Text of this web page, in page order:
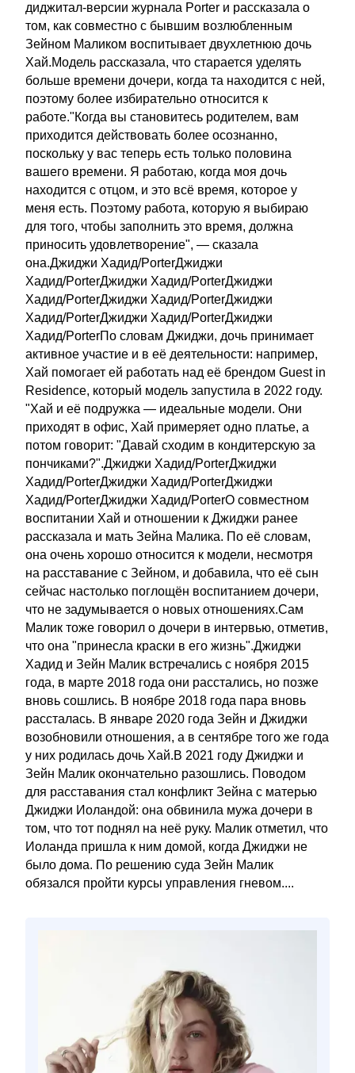
диджитал-версии журнала Porter и рассказала о
том, как совместно с бывшим возлюбленным
Зейном Маликом воспитывает двухлетнюю дочь
Хай.Модель рассказала, что старается уделять
больше времени дочери, когда та находится с ней,
поэтому более избирательно относится к
работе."Когда вы становитесь родителем, вам
приходится действовать более осознанно,
поскольку у вас теперь есть только половина
вашего времени. Я работаю, когда моя дочь
находится с отцом, и это всё время, которое у
меня есть. Поэтому работа, которую я выбираю
для того, чтобы заполнить это время, должна
приносить удовлетворение", — сказала
она.Джиджи Хадид/PorterДжиджи
Хадид/PorterДжиджи Хадид/PorterДжиджи
Хадид/PorterДжиджи Хадид/PorterДжиджи
Хадид/PorterДжиджи Хадид/PorterДжиджи
Хадид/PorterПо словам Джиджи, дочь принимает
активное участие и в её деятельности: например,
Хай помогает ей работать над её брендом Guest in
Residence, который модель запустила в 2022 году.
"Хай и её подружка — идеальные модели. Они
приходят в офис, Хай примеряет одно платье, а
потом говорит: "Давай сходим в кондитерскую за
пончиками?".Джиджи Хадид/PorterДжиджи
Хадид/PorterДжиджи Хадид/PorterДжиджи
Хадид/PorterДжиджи Хадид/PorterО совместном
воспитании Хай и отношении к Джиджи ранее
рассказала и мать Зейна Малика. По её словам,
она очень хорошо относится к модели, несмотря
на расставание с Зейном, и добавила, что её сын
сейчас настолько поглощён воспитанием дочери,
что не задумывается о новых отношениях.Сам
Малик тоже говорил о дочери в интервью, отметив,
что она "принесла краски в его жизнь".Джиджи
Хадид и Зейн Малик встречались с ноября 2015
года, в марте 2018 года они расстались, но позже
вновь сошлись. В ноябре 2018 года пара вновь
рассталась. В январе 2020 года Зейн и Джиджи
возобновили отношения, а в сентябре того же года
у них родилась дочь Хай.В 2021 году Джиджи и
Зейн Малик окончательно разошлись. Поводом
для расставания стал конфликт Зейна с матерью
Джиджи Иоландой: она обвинила мужа дочери в
том, что тот поднял на неё руку. Малик отметил, что
Иоланда пришла к ним домой, когда Джиджи не
было дома. По решению суда Зейн Малик
обязался пройти курсы управления гневом....